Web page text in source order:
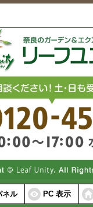
ネル PC 表示